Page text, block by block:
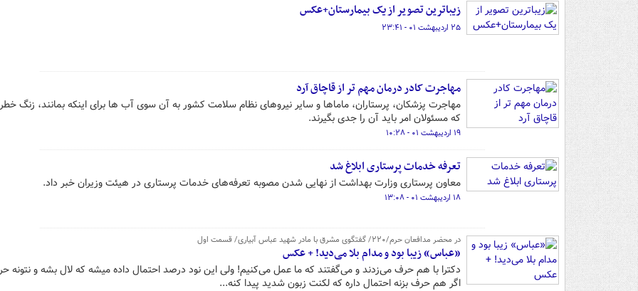
زیباترین تصویر از یک بیمارستان+عکس
۲۵ اردیبهشت ۰۱ - ۲۳:۴۱
مهاجرت کادر درمان مهم تر از قاچاق آرد
مهاجرت پزشکان، پرستاران، ماماها و سایر نیروهای نظام سلامت کشور به آن سوی آب ها برای اینکه بمانند، زنگ
که مسئولان امر باید آن را جدی بگیرند.
۱۹ اردیبهشت ۰۱ - ۱۰:۲۸
تعرفه‌ خدمات پرستاری ابلاغ شد
معاون پرستاری وزارت بهداشت از نهایی شدن مصوبه تعرفه‌های خدمات پرستاری در هیئت وزیران خبر داد.
۱۸ اردیبهشت ۰۱ - ۱۳:۰۸
در محضر مدافعان حرم/۲۲۰/ گفتگوی مشرق با مادر شهید عباس آبیاری/ قسمت اول
«عباس» زیبا بود و مدام بلا می‌دید! +‌ عکس
دکترا با هم حرف می‌زدند و می‌گفتند که ما عمل می‌کنیم! ولی این نود درصد احتمال داده میشه که لال بشه و نتونه
اگر هم حرف بزنه احتمال داره که لکنت زبون شدید پیدا کنه...